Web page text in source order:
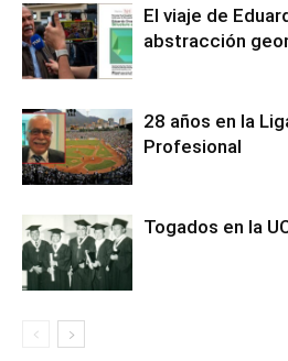
El viaje de
abstracción
28 años en la
Profesional
Togados en la